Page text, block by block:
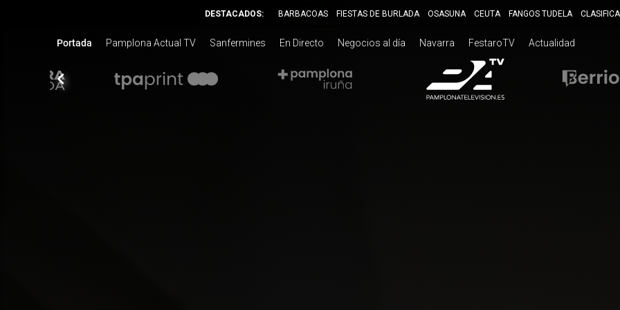
DESTACADOS: BARBACOAS FIESTAS DE BURLADA OSASUNA CEUTA FANGOS TUDELA
Portada Pamplona Actual TV Sanfermines En Directo Negocios al día Navarra FestaroTV Actualidad
chevron_left